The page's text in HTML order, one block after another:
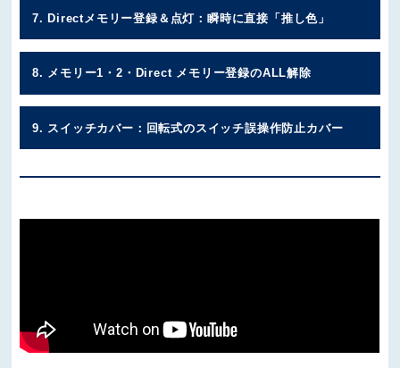
7. Directメモリー登録＆点灯：瞬時に直接「推し色」
8. メモリー1・2・Direct メモリー登録のALL解除
9. スイッチカバー：回転式のスイッチ誤操作防止カバー